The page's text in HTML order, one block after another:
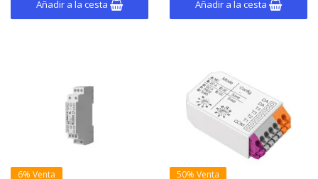
Añadir a la cesta Añadir a la cesta
6% Venta 50% Venta